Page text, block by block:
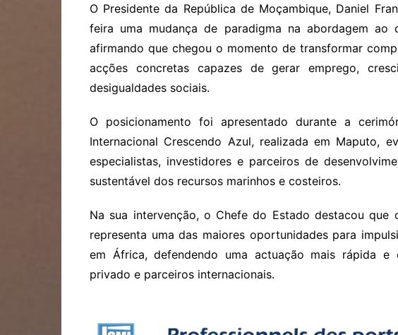
O Presidente da República de Moçambique, Daniel
feira uma mudança de paradigma na abordagem ao
afirmando que chegou o momento de transformar
acções concretas capazes de gerar emprego,
desigualdades sociais.
O posicionamento foi apresentado durante a
Internacional Crescendo Azul, realizada em Maputo,
especialistas, investidores e parceiros de
sustentável dos recursos marinhos e costeiros.
Na sua intervenção, o Chefe do Estado destacou que
representa uma das maiores oportunidades para
em África, defendendo uma actuação mais rápida e
privado e parceiros internacionais.